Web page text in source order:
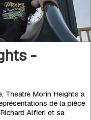
-
Theatre Morin Heights a
de la pièce
Alfieri et sa